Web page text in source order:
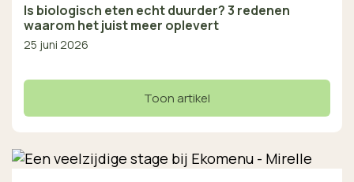
Is biologisch eten echt duurder? 3 redenen
waarom het juist meer oplevert
25 juni 2026
Toon artikel